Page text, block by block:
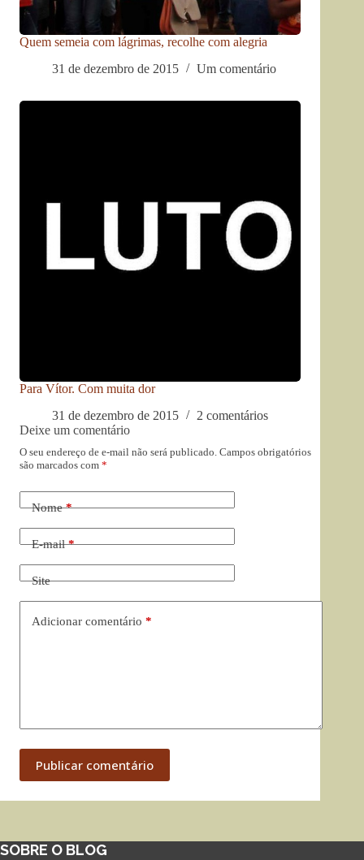
Quem semeia com lágrimas, recolhe com alegria
31 de dezembro de 2015
Um comentário
Para Vítor. Com muita dor
31 de dezembro de 2015
2 comentários
Deixe um comentário
O seu endereço de e-mail não será publicado. Campos obrigatórios
são marcados com *
Nome*
E-mail*
Site
Adicionar comentário *
Publicar comentário
SOBRE O BLOG